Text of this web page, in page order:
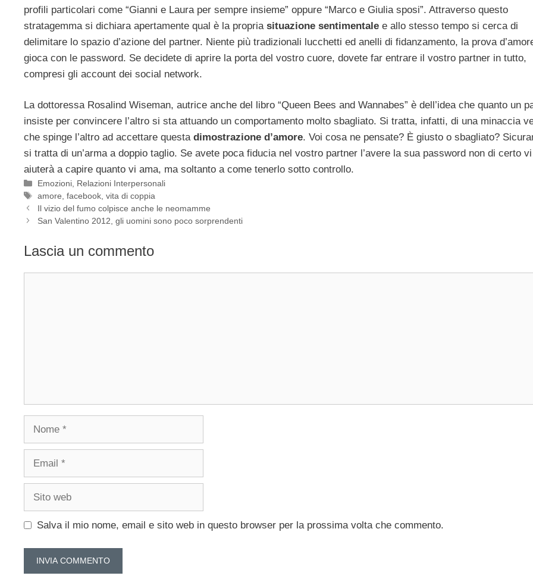
profili particolari come “Gianni e Laura per sempre insieme” oppure “Marco e Giulia sposi”. Attraverso questo
stratagemma si dichiara apertamente qual è la propria situazione sentimentale e allo stesso tempo si cerca di
delimitare lo spazio d’azione del partner. Niente più tradizionali lucchetti ed anelli di fidanzamento, la prova
gioca con le password. Se decidete di aprire la porta del vostro cuore, dovete far entrare il vostro partner in tutto,
compresi gli account dei social network.
La dottoressa Rosalind Wiseman, autrice anche del libro “Queen Bees and Wannabes” è dell’idea che quanto un
insiste per convincere l’altro si sta attuando un comportamento molto sbagliato. Si tratta, infatti, di una minaccia
che spinge l’altro ad accettare questa dimostrazione d’amore. Voi cosa ne pensate? È giusto o sbagliato?
si tratta di un’arma a doppio taglio. Se avete poca fiducia nel vostro partner l’avere la sua password non di certo vi
aiuterà a capire quanto vi ama, ma soltanto a come tenerlo sotto controllo.
Categorie
Emozioni Relazioni Interpersonali
Tag
amore ,facebook ,vita di coppia
Il vizio del fumo colpisce anche le neomamme
San Valentino 2012, gli uomini sono poco sorprendenti
Lascia un commento
Salva il mio nome, email e sito web in questo browser per la prossima volta che commento.